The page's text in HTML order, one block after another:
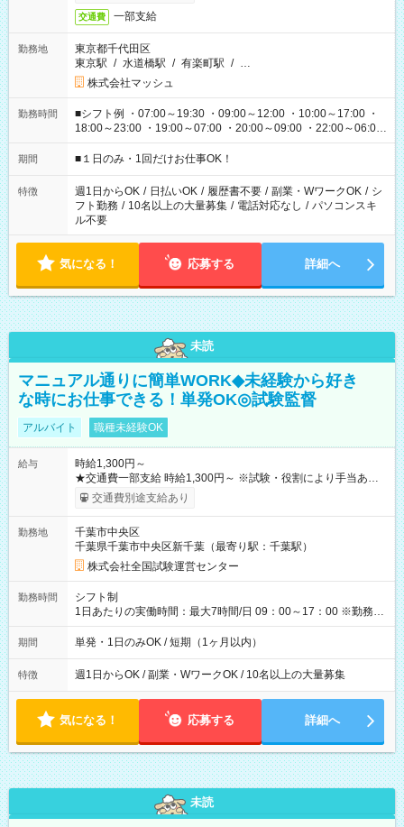
交通費 一部支給
勤務地
東京都千代田区
東京駅 / 水道橋駅 / 有楽町駅 / …
株式会社マッシュ
勤務時間
■シフト例 ・07:00～19:30 ・09:00～12:00 ・10:00～17:00 ・
18:00～23:00 ・19:00～07:00 ・20:00～09:00 ・22:00～06:00
etc ★最短で3時間で5,120円のお仕事から 15時間で2万円近く稼
げるお仕事も！ ご希望のお時間に合わせてご紹介！ ※シフトは
ください！
期間 ■１日のみ・1回だけお仕事OK！
特徴 週1日からOK / 日払いOK / 履歴書不要 / 副業・WワークOK / シ
フト勤務 / 10名以上の大量募集 / 電話対応なし / パソコンスキ
ル不要
気になる！ 応募する 詳細へ
未読
マニュアル通りに簡単WORK◆未経験から好き
な時にお仕事できる！単発OK◎試験監督
アルバイト 職種未経験OK
給与
時給1,300円～
★交通費一部支給 時給1,300円～ ※試験・役割により手当あり
※勤務回数により昇給あり 【即給（前払い）オプションあ
り！】 希望される場合、勤務から1週間ほどで給与の一部を受け
例】 ・河合塾模擬試験 8:30～17:30（休憩1時間） 時給1,300円
×8時間＝日収10,400円＋交通費 ※当日の役割により時給＋100
円の場合あり ・国家試験 7:00～13:30（休憩なし） 時給1,300
円（役割手当＋100円）×6時間＝日収8,400円＋交通費 【試用期
間】試用期間なし
交通費別途支給あり
勤務地
千葉市中央区
千葉県千葉市中央区新千葉（最寄り駅：千葉駅）
株式会社全国試験運営センター
勤務時間
シフト制
1日あたりの実働時間：最大7時間/日 09：00～17：00 ※勤務時
間は 試験により異なります。
期間 単発・1日のみOK / 短期（1ヶ月以内）
特徴 週1日からOK / 副業・WワークOK / 10名以上の大量募集
気になる！ 応募する 詳細へ
未読